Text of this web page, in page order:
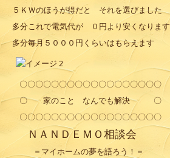
５ＫＷのほうが得だと それを選びました
多分これで電気代が ０円より安くなります
多分毎月５０００円くらいはもらえます
〇〇〇〇〇〇〇〇〇〇〇〇〇〇〇〇〇〇
〇 家のこと なんでも解決 〇
〇〇〇〇〇〇〇〇〇〇〇〇〇〇〇〇〇〇
ＮＡＮＤＥＭＯ相談会
＝マイホームの夢を語ろう！＝